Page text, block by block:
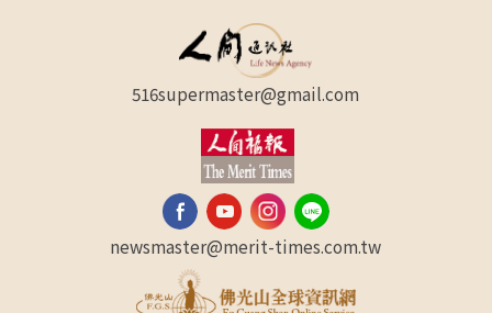
516supermaster@gmail.com
newsmaster@merit-times.com.tw